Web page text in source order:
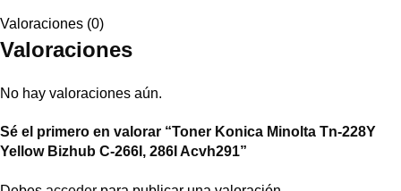
Valoraciones (0)
Valoraciones
No hay valoraciones aún.
Sé el primero en valorar “Toner Konica Minolta Tn-228Y
Yellow Bizhub C-266I, 286I Acvh291”